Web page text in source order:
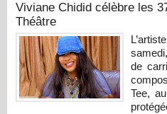
Viviane Chidid célèbre les
Théâtre
de
Tee,